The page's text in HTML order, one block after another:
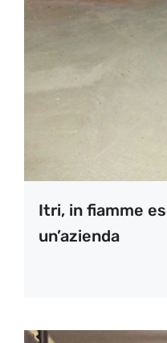
Itri, in fiamme
un’azienda